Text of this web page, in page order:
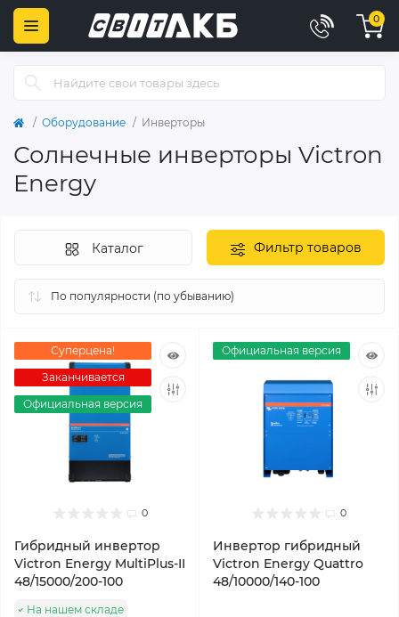
0
Оборудование Инверторы
Солнечные инверторы Victron
Energy
Фильтр товаров
Каталог
Суперцена!
Заканчивается
Официальная версия
0
Гибридный инвертор
Victron Energy MultiPlus-II
48/15000/200-100
На нашем складе
Официальная версия
0
Инвертор гибридный
Victron Energy Quattro
48/10000/140-100